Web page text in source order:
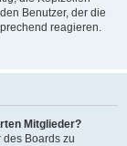
Benutzer, der die
reagieren.
Mitglieder?
Boards zu